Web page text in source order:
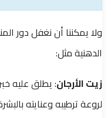
ولا يمكننا أن نغفل دور
الدهنية مثل:
زيت الأرجان: يطلق عليه
لروعة ترطيبه وعنايته